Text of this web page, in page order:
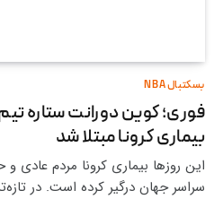
بسکتبال NBA
فوری؛ کوین دورانت ستاره
بیماری کرونا مبتلا شد
این روزها بیماری کرونا مردم عادی
سراسر جهان درگیر کرده است. در